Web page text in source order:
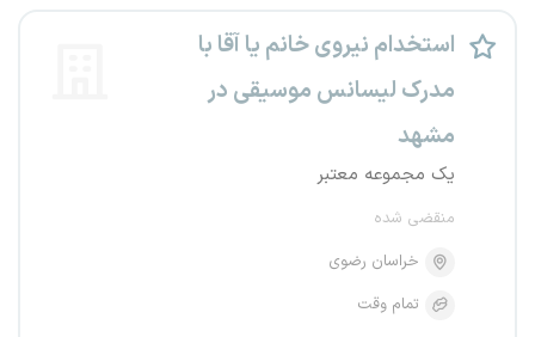
استخدام نیروی خانم یا آقا با
مدرک لیسانس موسیقی در
مشهد
یک مجموعه معتبر
منقضی شده
خراسان رضوی
تمام وقت